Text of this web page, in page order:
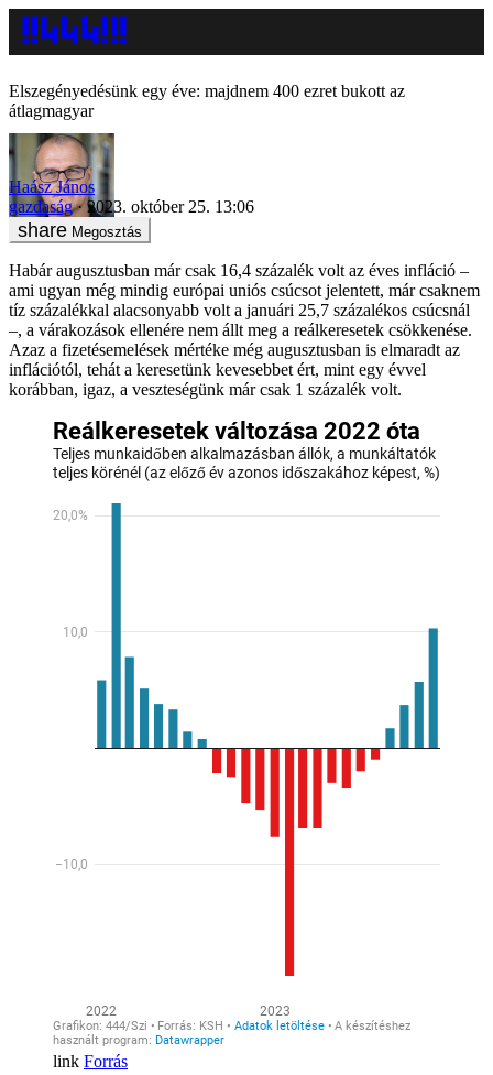
Elszegényedésünk egy éve: majdnem 400 ezret bukott az
átlagmagyar
Haász János
gazdaság
2023. október 25. 13:06
Megosztás
Habár augusztusban már csak 16,4 százalék volt az éves infláció –
ami ugyan még mindig európai uniós csúcsot jelentett, már csaknem
tíz százalékkal alacsonyabb volt a januári 25,7 százalékos csúcsnál
–, a várakozások ellenére nem állt meg a reálkeresetek csökkenése.
Azaz a fizetésemelések mértéke még augusztusban is elmaradt az
inflációtól, tehát a keresetünk kevesebbet ért, mint egy évvel
korábban, igaz, a veszteségünk már csak 1 százalék volt.
Forrás